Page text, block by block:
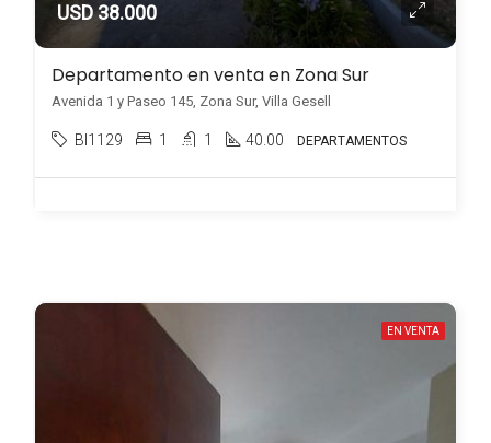
USD 38.000
Departamento en venta en Zona Sur
Avenida 1 y Paseo 145, Zona Sur, Villa Gesell
BI1129 1 1 40.00 DEPARTAMENTOS
EN VENTA